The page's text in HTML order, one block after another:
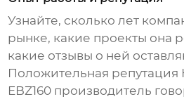
Узнайте, сколько лет
рынке, какие проекты она
какие отзывы о ней
Положительная репутация
EBZ160 производитель